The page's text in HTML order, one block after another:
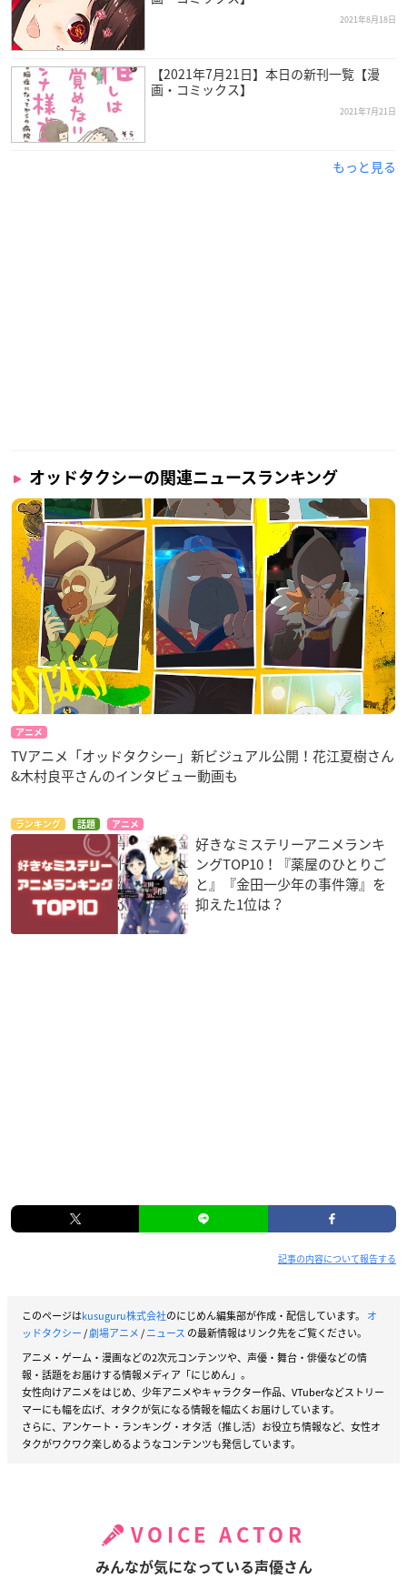
見慣れた街のはずなのに、この街は少しなにかが違う気がす
る。
平凡な毎日を送るタクシー運転手・小戸川。
身寄りはなく、他人とあまり関わらない、少し偏屈で無口な変
わり者。
趣味は寝る前に聞く落語と仕事中に聞くラジオ。
美術監督：加藤賢司
色彩設計：大関たつ枝
撮影監督：天田 雅
編集：後田良樹
音響監督：吉田光平
音響制作：ポニーキャニオンエンタープライズ
音楽：PUNPEE VaVa OMSB
音楽制作協力：SUMMIT, Inc.
音楽制作：ポニーキャニオン
アニメーション制作：P.I.C.S. × OLM
配給：アスミック・エース
製作：映画小戸川交通パートナーズ
【キャスト】
小戸川： 花江夏樹
剛力：木村良平
柿花：山口勝平
二階堂ルイ：三森すずこ
市村しほ：小泉萌香
三矢ユキ：村上まなつ
大門兄：昴生（ミキ）
2021年8月18日
【2021年7月21日】本日の新刊一覧【漫
画・コミックス】
2021年7月21日
もっと見る
オッドタクシーの関連ニュースランキング
アニメ
TVアニメ「オッドタクシー」新ビジュアル公開！花江夏樹さん
&木村良平さんのインタビュー動画も
ランキング 話題 アニメ
好きなミステリーアニメランキ
ングTOP10！『薬屋のひとりご
と』『金田一少年の事件簿』を
抑えた1位は？
記事の内容について報告する
このページはkusuguru株式会社のにじめん編集部が作成・配信しています。 オ
ッドタクシー/劇場アニメ/ニュース の最新情報はリンク先をご覧ください。
アニメ・ゲーム・漫画などの2次元コンテンツや、声優・舞台・俳優などの情
報・話題をお届けする情報メディア「にじめん」。
女性向けアニメをはじめ、少年アニメやキャラクター作品、VTuberなどストリー
マーにも幅を広げ、オタクが気になる情報を幅広くお届けしています。
さらに、アンケート・ランキング・オタ活（推し活）お役立ち情報など、女性オ
タクがワクワク楽しめるようなコンテンツも発信しています。
VOICE ACTOR
みんなが気になっている声優さん